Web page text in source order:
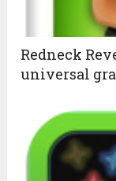
Redneck
universal